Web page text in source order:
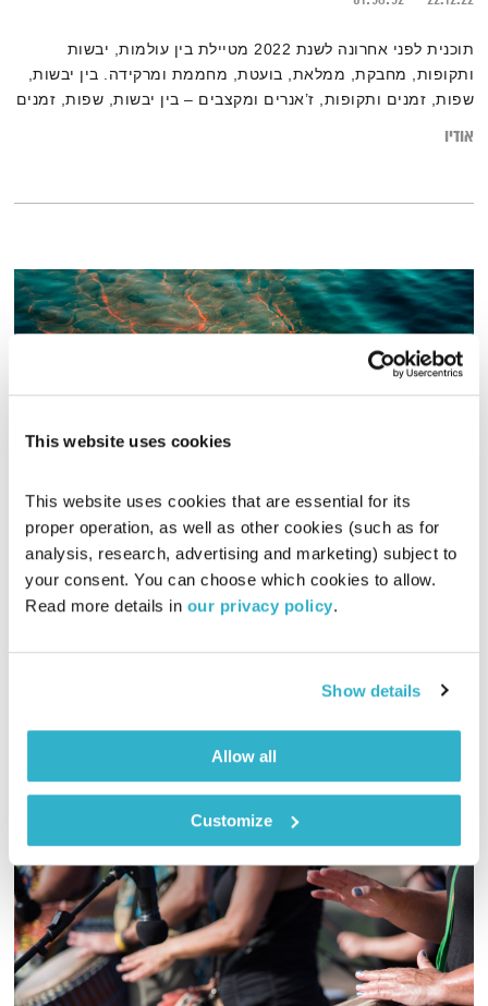
This website uses cookies
This website uses cookies that are essential for its
proper operation, as well as other cookies (such as for
analysis, research, advertising and marketing) subject to
your consent. You can choose which cookies to allow.
Read more details in our privacy policy.
Show details
Allow all
Customize
תוכנית לפני אחרונה לשנת 2022 מטיילת בין עולמות, יבשות
ותקופות, מחבקת, ממלאת, בועטת, מחממת ומרקידה. בין יבשות,
שפות, זמנים ותקופות, ז’אנרים ומקצבים – בין יבשות, שפות, זמנים
אודיו
דרור שאול – חלק א'
לצלול לתוך פסקול
דידי ארז
24.01.18
00:59:41
"מבצע סבתא", "אדמה משוגעת" ועוד רבים וטובים – חלק א'.
אודיו